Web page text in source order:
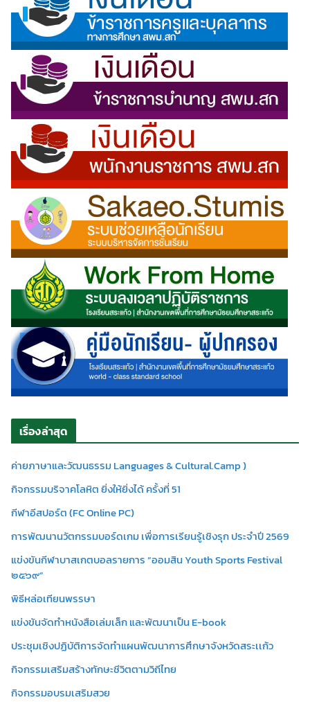
เรื่องล่าสุด
ค่ายภาษาและวัฒนธรรม Languages & Cultural.Camp )
กิจกรรมบริจาคโลหิต ยิ่งให้ยิ่งได้ ครั้งที่ 51
กีฬาอีสปอร์ต (FC Online PC)
การพัฒนานวัตกรรมบอร์ดเกม เพื่อการเรียนรู้เชิงรุก ประจำปี 2569
แข่งขันกีฬาบาสเกตบอลรายการ “ออมสิน Youth Sports Festival
๒๕๖๙”
พิธีหล่อเทียนพรรษา
แข่งขันจัดทำหนังสือเล่มเล็ก และพัฒนาเป็น E-book
ประชุมเชิงปฏิบัติการจัดทำแผนพัฒนาการศึกษาจังหวัดสระเเก้ว
กิจกรรมเสริมสร้างทักษะชีวิตตามวิถีไทย
กิจกรรมอบรมเสริมสวย